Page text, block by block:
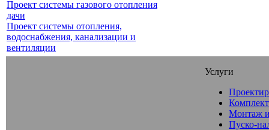
Проект системы газового отопления
дачи
Проект системы отопления,
водоснабжения, канализации и
вентиляции
Услуги
Монтаж
Пуско-